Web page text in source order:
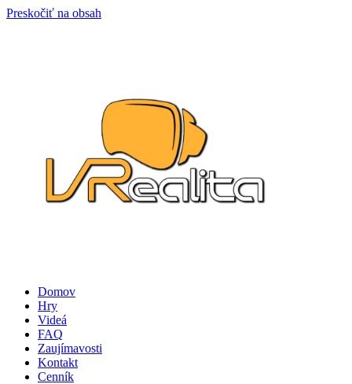
Preskočiť na obsah
Domov
Hry
Videá
FAQ
Zaujímavosti
Kontakt
Cenník